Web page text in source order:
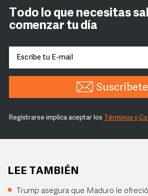
Todo lo que necesitas
comenzar tu día
Suscríbete
Registrarse implica aceptar los Términos y
LEE TAMBIÉN
Trump asegura que Maduro le